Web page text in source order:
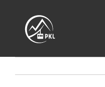
zawartości